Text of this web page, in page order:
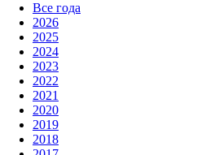
Все года
2026
2025
2024
2023
2022
2021
2020
2019
2018